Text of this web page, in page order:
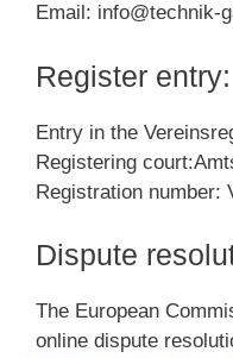
Email: info@technik-
Register entry:
Entry in the
Registering
Registration number:
Dispute
The European
online dispute